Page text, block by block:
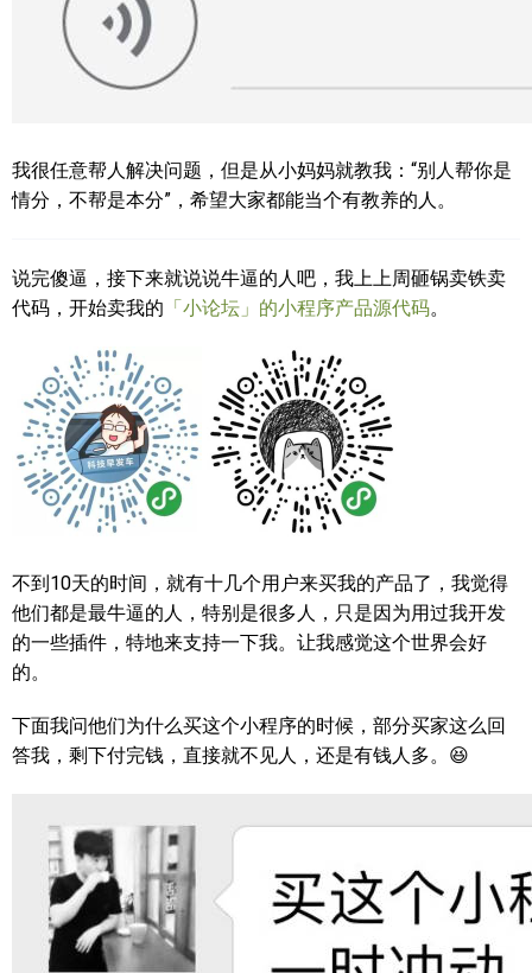
我很任意帮人解决问题，但是从小妈妈就教我：“别人帮你是
情分，不帮是本分”，希望大家都能当个有教养的人。
说完傻逼，接下来就说说牛逼的人吧，我上上周砸锅卖铁卖
代码，开始卖我的 「小论坛」的小程序产品源代码。
不到10天的时间，就有十几个用户来买我的产品了，我觉得
他们都是最牛逼的人，特别是很多人，只是因为用过我开发
的一些插件，特地来支持一下我。让我感觉这个世界会好
的。
下面我问他们为什么买这个小程序的时候，部分买家这么回
答我，剩下付完钱，直接就不见人，还是有钱人多。😆